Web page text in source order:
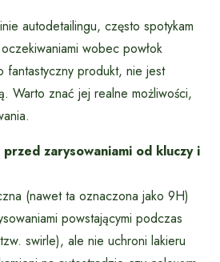
autodetailingu, często spotykam
wobec powłok
fantastyczny produkt, nie jest
Warto znać jej realne możliwości,
zarysowaniami od kluczy i
(nawet ta oznaczona jako 9H)
powstającymi podczas
swirle), ale nie uchroni lakieru